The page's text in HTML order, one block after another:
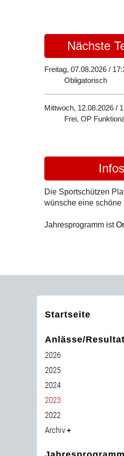
Startseite
Anlässe/
2026
2025
2024
2023
2022
Archiv
Nächste
Freitag, 07.08.2026 /
Obligatorisch
Mittwoch, 12.08.2026 /
Frei, OP
Infos
Die Sportschützen
wünsche eine schöne
Jahresprogramm ist